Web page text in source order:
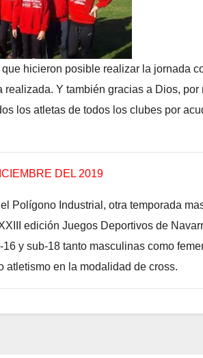
hicieron posible realizar la jornada
Y también gracias a Dios, por
los atletas de todos los clubes por
DEL 2019
Polígono Industrial, otra temporada
edición Juegos Deportivos de
y sub-18 tanto masculinas como
atletismo en la modalidad de cross.